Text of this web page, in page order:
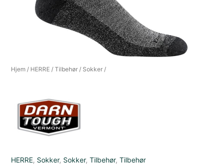
Hjem / HERRE /Tilbehør / Sokker /
HERRE, Sokker, Sokker,Tilbehør,Tilbehør